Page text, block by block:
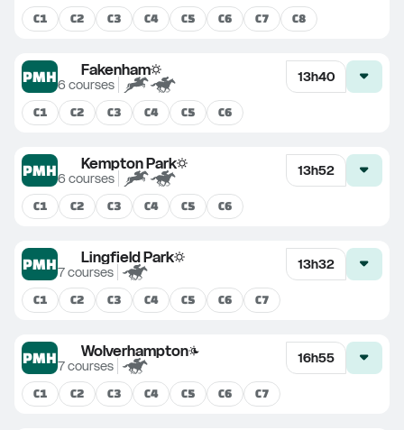
C1 C2 C3 C4 C5 C6 C7 C8
PMH Fakenham
6 courses 13h40
C1 C2 C3 C4 C5 C6
PMH Kempton Park
6 courses 13h52
C1 C2 C3 C4 C5 C6
PMH Lingfield Park
7courses 13h32
C1 C2 C3 C4 C5 C6 C7
PMH Wolverhampton
7courses 16h55
C1 C2 C3 C4 C5 C6 C7